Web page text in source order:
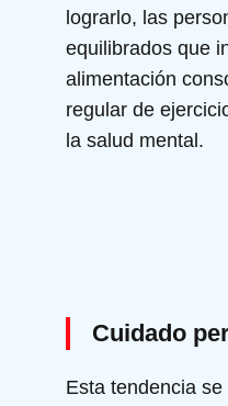
lograrlo, las
equilibrados que
alimentación
regular de
la salud mental.
Cuidado
Esta tendencia